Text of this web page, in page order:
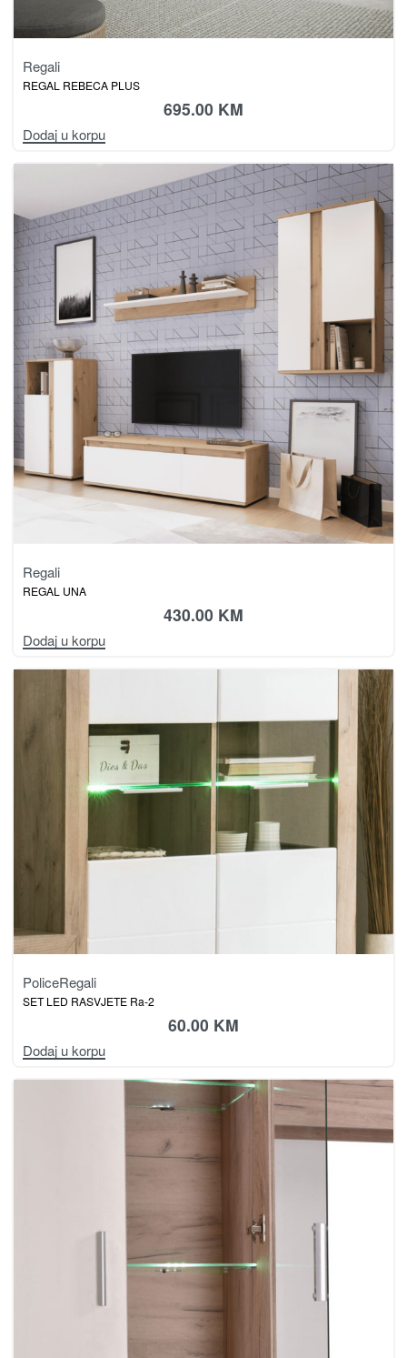
Regali
REGAL REBECA PLUS
695.00 KM
Dodaj u korpu
Regali
REGAL UNA
430.00 KM
Dodaj u korpu
PoliceRegali
SET LED RASVJETE Ra-2
60.00 KM
Dodaj u korpu